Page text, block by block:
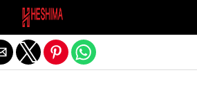
la version mobile